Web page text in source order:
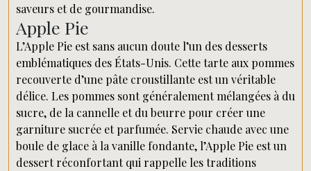
saveurs et de gourmandise.
Apple Pie
L’Apple Pie est sans aucun doute l’un des desserts
emblématiques des États-Unis. Cette tarte aux pommes
recouverte d’une pâte croustillante est un véritable
délice. Les pommes sont généralement mélangées à du
sucre, de la cannelle et du beurre pour créer une
garniture sucrée et parfumée. Servie chaude avec une
boule de glace à la vanille fondante, l’Apple Pie est un
dessert réconfortant qui rappelle les traditions